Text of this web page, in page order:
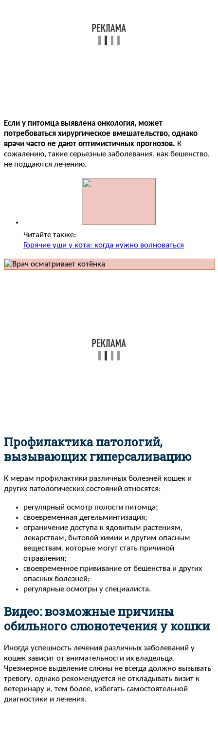
Если у питомца выявлена онкология, может
потребоваться хирургическое вмешательство, однако
врачи часто не дают оптимистичных прогнозов. К
сожалению, такие серьезные заболевания, как бешенство,
не поддаются лечению.
Читайте также:
Горячие уши у кота: когда нужно волноваться
Профилактика патологий,
вызывающих гиперсаливацию
К мерам профилактики различных болезней кошек и
других патологических состояний относятся:
регулярный осмотр полости питомца;
своевременная дегельминтизация;
ограничение доступа к ядовитым растениям,
лекарствам, бытовой химии и другим опасным
веществам, которые могут стать причиной
отравления;
своевременное прививание от бешенства и других
опасных болезней;
регулярные осмотры у специалиста.
Видео: возможные причины
обильного слюнотечения у кошки
Иногда успешность лечения различных заболеваний у
кошек зависит от внимательности их владельца.
Чрезмерное выделение слюны не всегда должно вызывать
тревогу, однако рекомендуется не откладывать визит к
ветеринару и, тем более, избегать самостоятельной
диагностики и лечения.